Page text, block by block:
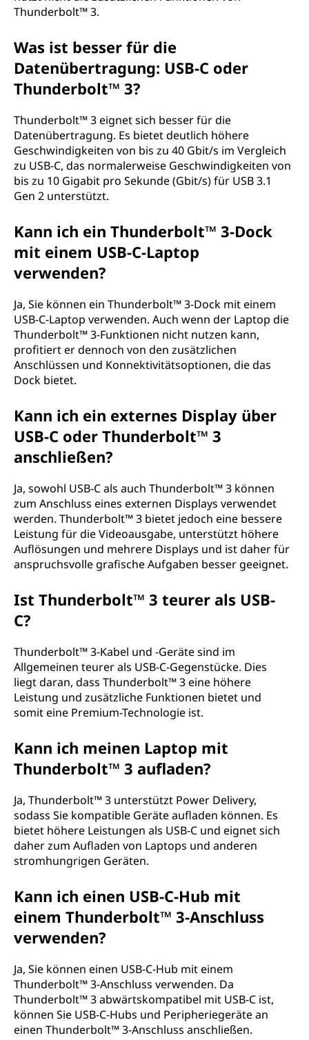
Thunderbolt™ 3.
Was ist besser für die
Datenübertragung: USB-C oder
Thunderbolt™ 3?
Thunderbolt™ 3 eignet sich besser für die
Datenübertragung. Es bietet deutlich höhere
Geschwindigkeiten von bis zu 40 Gbit/s im Vergleich
zu USB-C, das normalerweise Geschwindigkeiten von
bis zu 10 Gigabit pro Sekunde (Gbit/s) für USB 3.1
Gen 2 unterstützt.
Kann ich ein Thunderbolt™ 3-Dock
mit einem USB-C-Laptop
verwenden?
Ja, Sie können ein Thunderbolt™ 3-Dock mit einem
USB-C-Laptop verwenden. Auch wenn der Laptop die
Thunderbolt™ 3-Funktionen nicht nutzen kann,
profitiert er dennoch von den zusätzlichen
Anschlüssen und Konnektivitätsoptionen, die das
Dock bietet.
Kann ich ein externes Display über
USB-C oder Thunderbolt™ 3
anschließen?
Ja, sowohl USB-C als auch Thunderbolt™ 3 können
zum Anschluss eines externen Displays verwendet
werden. Thunderbolt™ 3 bietet jedoch eine bessere
Leistung für die Videoausgabe, unterstützt höhere
Auflösungen und mehrere Displays und ist daher für
anspruchsvolle grafische Aufgaben besser geeignet.
Ist Thunderbolt™ 3 teurer als USB-
C?
Thunderbolt™ 3-Kabel und -Geräte sind im
Allgemeinen teurer als USB-C-Gegenstücke. Dies
liegt daran, dass Thunderbolt™ 3 eine höhere
Leistung und zusätzliche Funktionen bietet und
somit eine Premium-Technologie ist.
Kann ich meinen Laptop mit
Thunderbolt™ 3 aufladen?
Ja, Thunderbolt™ 3 unterstützt Power Delivery,
sodass Sie kompatible Geräte aufladen können. Es
bietet höhere Leistungen als USB-C und eignet sich
daher zum Aufladen von Laptops und anderen
stromhungrigen Geräten.
Kann ich einen USB-C-Hub mit
einem Thunderbolt™ 3-Anschluss
verwenden?
Ja, Sie können einen USB-C-Hub mit einem
Thunderbolt™ 3-Anschluss verwenden. Da
Thunderbolt™ 3 abwärtskompatibel mit USB-C ist,
können Sie USB-C-Hubs und Peripheriegeräte an
einen Thunderbolt™ 3-Anschluss anschließen.